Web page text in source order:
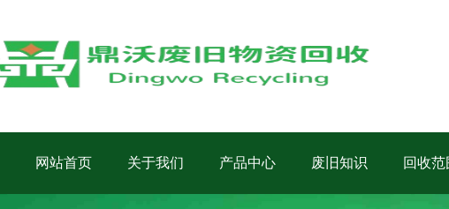
网站首页 关于我们 产品中心 废旧知识 回收范